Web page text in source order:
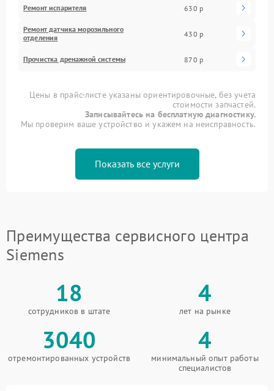
Ремонт испарителя 630 р
Ремонт датчика морозильного
отделения
430 р
Прочистка дренажной системы 870 р
Цены в прайс-листе указаны ориентировочные, без учета
стоимости запчастей.
Записывайтесь на бесплатную диагностику.
Мы проверим ваше устройство и укажем на неисправность.
Показать все услуги
Преимущества сервисного центра
Siemens
18
сотрудников в штате
4
лет на рынке
3040
отремонтированных устройств
4
минимальный опыт работы
специалистов